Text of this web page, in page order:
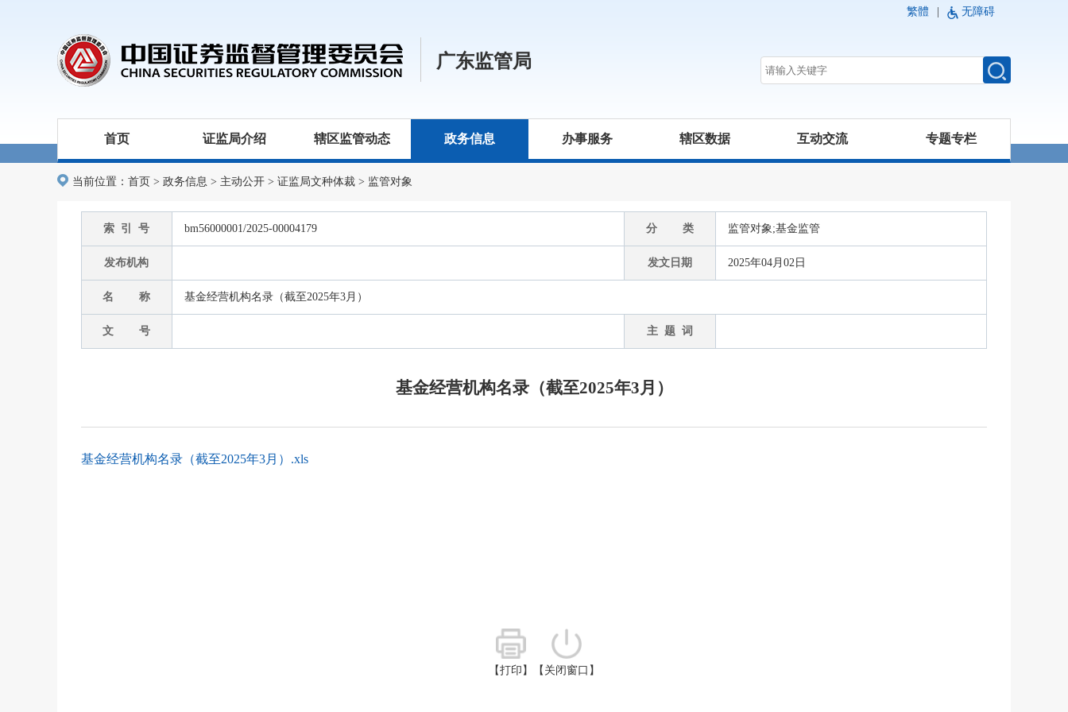
繁體 无障碍
广东监管局
首页 证监局介绍 辖区监管动态 政务信息 办事服务 辖区数据 互动交流 专题专栏
当前位置： 首页 > 政务信息 > 主动公开 > 证监局文种体裁 > 监管对象
索 引 号 bm56000001/2025-00004179 分 类 监管对象;基金监管
发布机构 发文日期 2025年04月02日
名 称 基金经营机构名录（截至2025年3月）
文 号 主 题 词
基金经营机构名录（截至2025年3月）
基金经营机构名录（截至2025年3月）.xls
【打印】 【关闭窗口】